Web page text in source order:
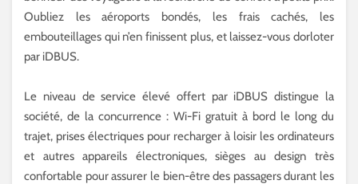
Oubliez les aéroports bondés, les frais cachés, les
embouteillages qui n’en finissent plus, et laissez-vous dorloter
par iDBUS.
Le niveau de service élevé offert par iDBUS distingue la
société, de la concurrence : Wi-Fi gratuit à bord le long du
trajet, prises électriques pour recharger à loisir les ordinateurs
et autres appareils électroniques, sièges au design très
confortable pour assurer le bien-être des passagers durant les